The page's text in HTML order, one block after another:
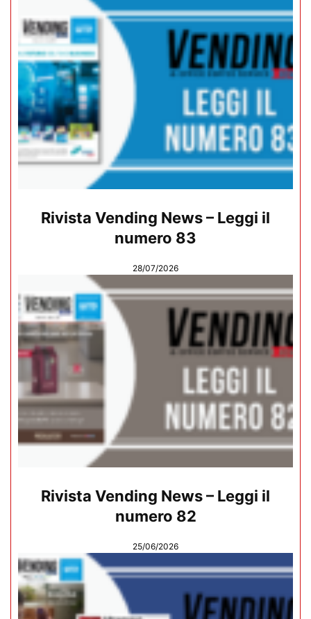
Rivista Vending News – Leggi il
numero 83
28/07/2026
Rivista Vending News – Leggi il
numero 82
25/06/2026